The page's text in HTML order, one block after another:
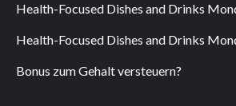
Health-Focused Dishes and Drinks
Health-Focused Dishes and Drinks
Bonus zum Gehalt versteuern?